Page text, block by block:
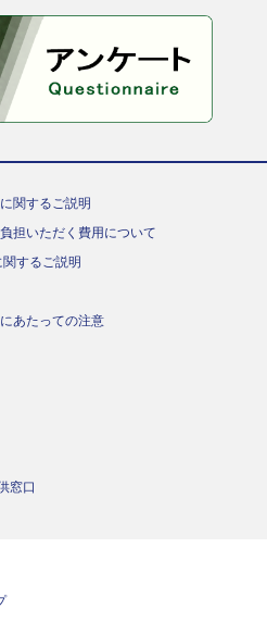
関するご説明
担いただく費用について
するご説明
あたっての注意
窓口